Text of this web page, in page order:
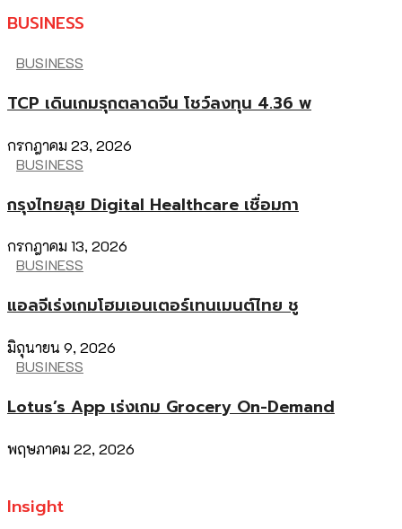
BUSINESS
BUSINESS
TCP เดินเกมรุกตลาดจีน โชว์ลงทุน 4.36 พ
กรกฎาคม 23, 2026
BUSINESS
กรุงไทยลุย Digital Healthcare เชื่อมกา
กรกฎาคม 13, 2026
BUSINESS
แอลจีเร่งเกมโฮมเอนเตอร์เทนเมนต์ไทย ชู
มิถุนายน 9, 2026
BUSINESS
Lotus’s App เร่งเกม Grocery On-Demand
พฤษภาคม 22, 2026
Insight